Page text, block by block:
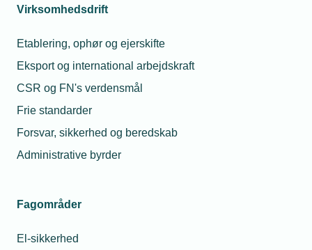
Virksomhedsdrift
Etablering, ophør og ejerskifte
Eksport og international arbejdskraft
CSR og FN's verdensmål
Frie standarder
Forsvar, sikkerhed og beredskab
Administrative byrder
Fagområder
El-sikkerhed
kommende år. Vi håber at se rigtig mange
Nicolai Siegumfeldt, TEKNIQ Arbejdsgiverne
Der er åbent for tilmelding tilnetværksmødet
dette link. Deltagelse i netværket er dækket af
virksomhedens medlemskab af TEKNIQ
Arbejdsgiverne.
- Erhvervskonsulent Mette Mouritsen er kontaktperson